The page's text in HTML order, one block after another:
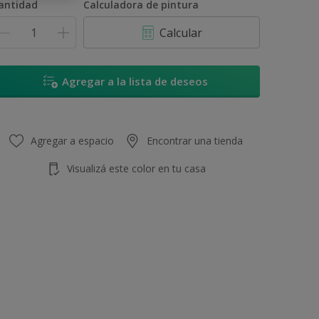
Calculadora de pintura
Calcular
Agregar a la lista de deseos
Agregar a espacio Encontrar una tienda
Visualizá este color en tu casa